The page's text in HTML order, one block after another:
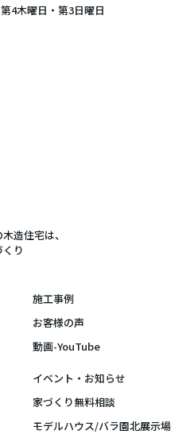
4木曜日・第3日曜日
造住宅は、
り
施工事例
お客様の声
動画-YouTube
イベント・お知らせ
家づくり無料相談
モデルハウス/バラ園北展示場